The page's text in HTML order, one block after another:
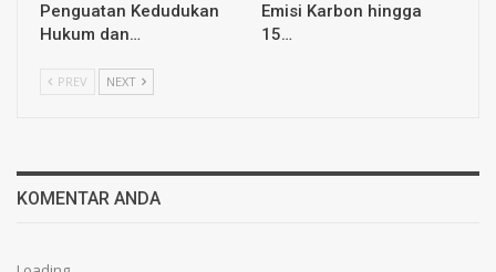
Penguatan Kedudukan
Hukum dan…
Emisi Karbon hingga
15…
PREV NEXT
KOMENTAR ANDA